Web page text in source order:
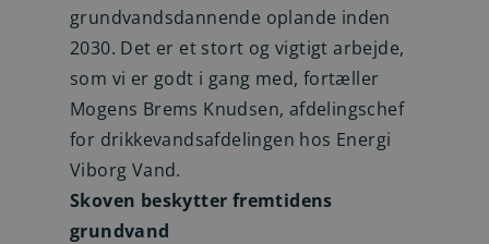
grundvandsdannende oplande inden
2030. Det er et stort og vigtigt arbejde,
som vi er godt i gang med, fortæller
Mogens Brems Knudsen, afdelingschef
for drikkevandsafdelingen hos Energi
Viborg Vand.
Skoven beskytter fremtidens
grundvand